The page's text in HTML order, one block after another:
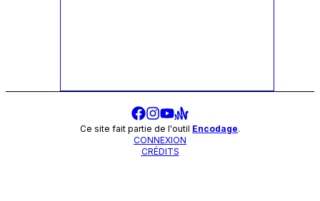
Ce site fait partie de l'outil Encodage.
CONNEXION
CRÉDITS